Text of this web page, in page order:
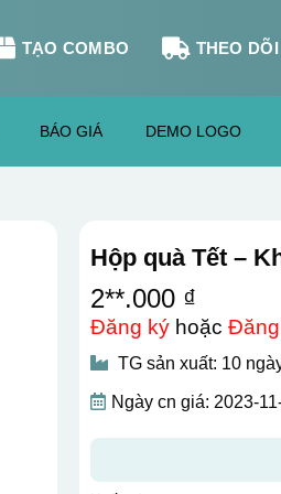
TẠO COMBO THEO
BÁO GIÁ DEMO LOGO
Hộp quà Tết –
2**.000 ₫
Đăng kýhoặc
TG sản xuất: 10
Ngày cn giá: 2023-